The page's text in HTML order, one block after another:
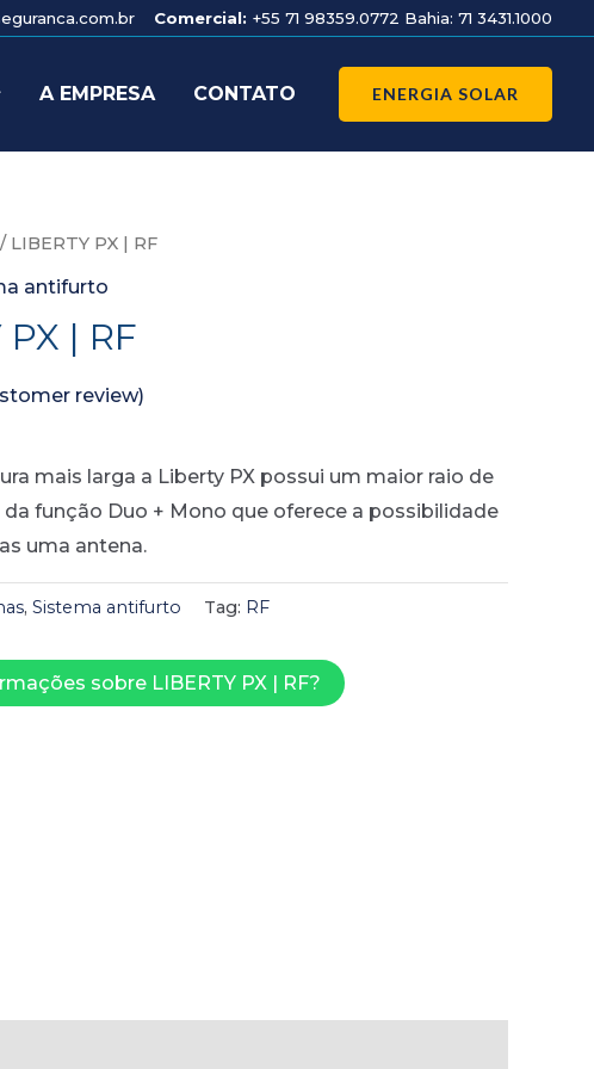
Comercial: +55 71 98359.0772 Bahia: 71 3431.1000
A EMPRESA CONTATO ENERGIA SOLAR
/ LIBERTY PX | RF
antifurto
PX | RF
review)
mais larga a Liberty PX possui um maior raio de
função Duo + Mono que oferece a possibilidade
uma antena.
, Sistema antifurto Tag: RF
sobre LIBERTY PX | RF?